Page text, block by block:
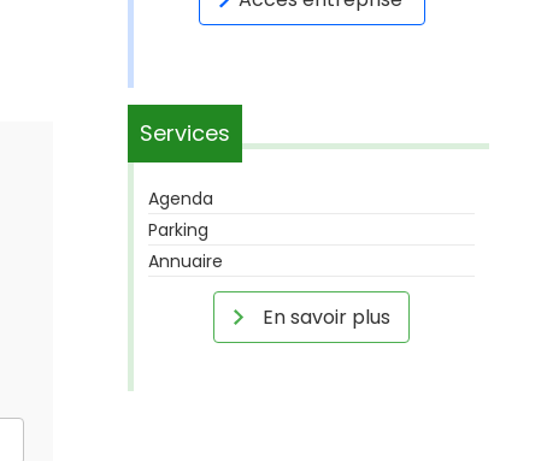
Services
Agenda
Parking
Annuaire
En savoir plus